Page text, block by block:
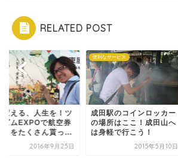
RELATED POST
変える、人生を！ツ
ズムEXPOで航空券
引をたくさん貰っ...
2016年9月25日
便利なサービス
成田駅のコインロッカー
の場所はここ！成田山へ
は身軽で行こう！
2015年5月10日